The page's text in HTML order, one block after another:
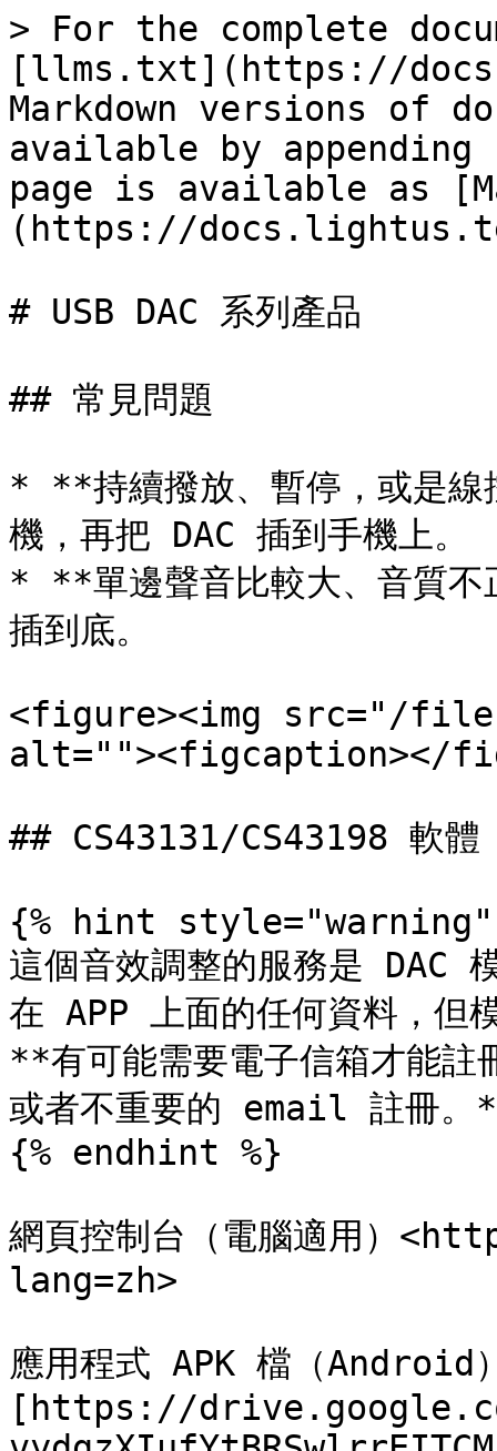
> For the complete
[llms.txt](https://
Markdown versions of
available by
page is available as
(https://
# USB DAC 系列產品
## 常見問題
* **持續撥放、暫停，或是
機，再把 DAC 插到手機上。
* **單邊聲音比較大、音質不
插到底。
<figure><img src="/
alt=""><figcaption></
## CS43131/CS43198 軟體
{% hint style="warning"
這個音效調整的服務是 DAC
在 APP 上面的任何資料，但
**有可能需要電子信箱才能
或者不重要的 email 註冊。
{% endhint %}
網頁控制台（電腦適用）
lang=zh>
應用程式 APK 檔（Android
[https://